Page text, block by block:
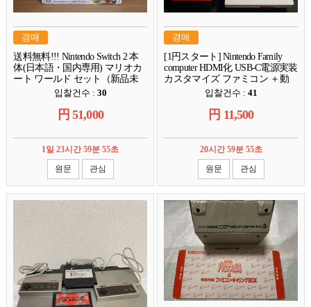
경매
送料無料!!! Nintendo Switch 2 本
体(日本語・国内専用) マリオカ
ート ワールド セット（新品未
입찰건수 : 30
円51,000
1일 23시간 59분 54초
원문
관심
경매
[1円スタート] Nintendo Family
computer HDMI化 USB-C電源実装
カスタマイズ ファミコン ＋動
作確認用ソフト 5本セット
입찰건수 : 41
円 11,500
20시간 59분 54초
원문
관심